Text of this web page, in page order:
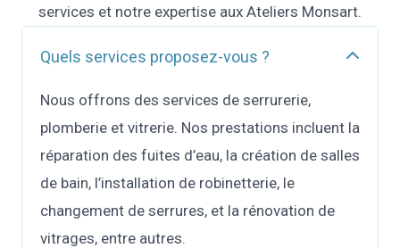
services et notre expertise aux Ateliers Monsart.
Quels services proposez-vous ?
Nous offrons des services de serrurerie,
plomberie et vitrerie. Nos prestations incluent la
réparation des fuites d’eau, la création de salles
de bain, l’installation de robinetterie, le
changement de serrures, et la rénovation de
vitrages, entre autres.